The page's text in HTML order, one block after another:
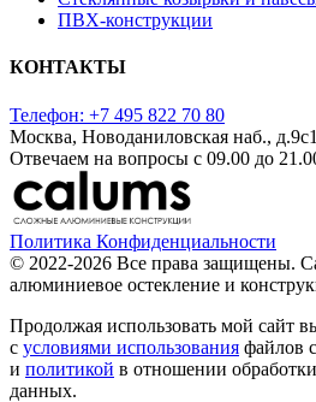
ПВХ-конструкции
КОНТАКТЫ
Телефон: +7 495 822 70 80
Москва, Новоданиловская наб., д.9с1
Отвечаем на вопросы с 09.00 до
Политика Конфиденциальности
© 2022-2026 Все права защищены.
алюминиевое остекление и
Продолжая использовать мой сайт
с условиями использования файлов
и политикой в отношении
данных.